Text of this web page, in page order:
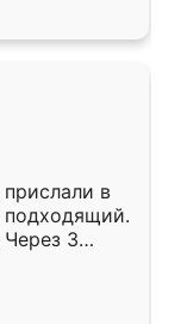
в
подходящий.
3